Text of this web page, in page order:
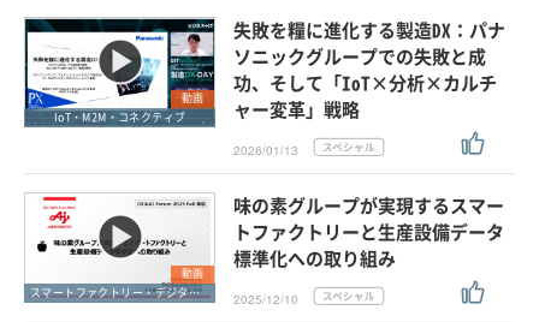
外部ニュース
スペシャルに限定する
タグ ×
× IoT・M2M・コネクティブ
クリア この条件で検索する
動画
IoT・M2M・コネクティブ
失敗を糧に進化する製造DX：パナ
ソニックグループでの失敗と成
功、そして「IoT×分析×カルチ
ャー変革」戦略
2026/01/13
動画
スマートファクトリー・デジタル工場
味の素グループが実現するスマー
トファクトリーと生産設備データ
標準化への取り組み
2025/12/10